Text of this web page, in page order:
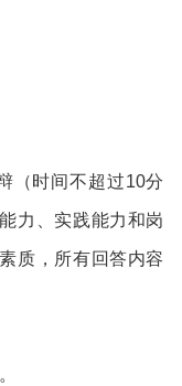
时间不超过10分
力、实践能力和岗
质，所有回答内容